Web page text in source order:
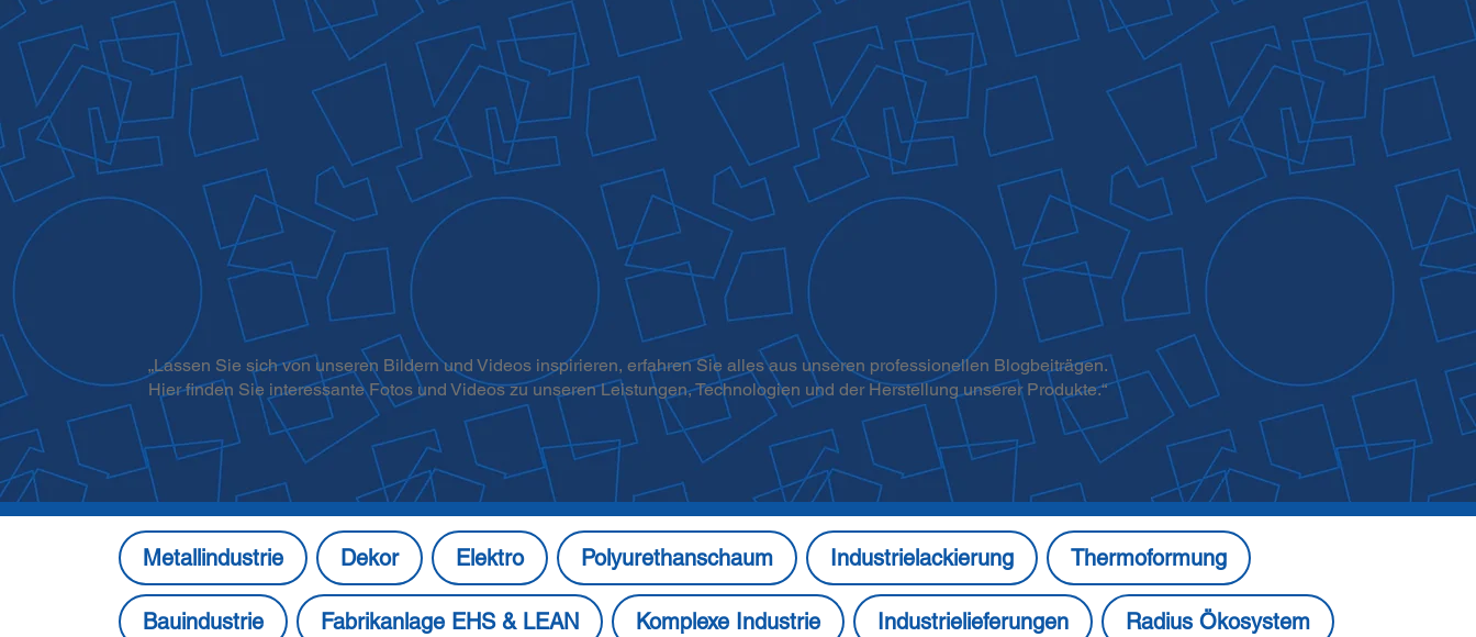
„Lassen Sie sich von unseren Bildern und Videos inspirieren, erfahren Sie alles aus unseren professionellen Blogbeiträgen.
Hier finden Sie interessante Fotos und Videos zu unseren Leistungen, Technologien und der Herstellung unserer Produkte.“
Metallindustrie Dekor Elektro Polyurethanschaum Industrielackierung Thermoformung
Bauindustrie Fabrikanlage EHS & LEAN Komplexe Industrie Industrielieferungen Radius Ökosystem